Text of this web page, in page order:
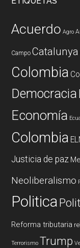
Acuerdo Agro
Campo Catalunya
Colombia
Democracia
Economía
Colombia
Justicia de paz
Neoliberalismo
Politica
Reforma tributaria
Terrorismo Trump